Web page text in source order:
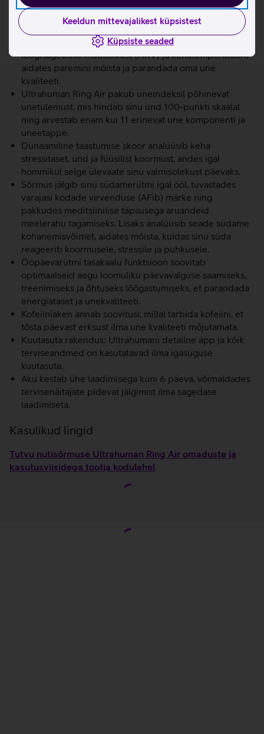
Keeldun mittevajalikest küpsistest
Küpsiste seaded
mugavamaid nutisõrmuseid turul.
Hüpoallergeenne sisepind tagab mugava kandmise ega
ärrita nahka.
Sõrmus jälgib detailselt sinu unefaase, südame
löögisageduse muutlikkust (HRV) ja kehatemperatuuri,
aidates paremini mõista ja parandada oma une
kvaliteeti.
Ultrahuman Ring Air pakub uneindeksil põhinevat
unetulemust, mis hindab sinu und 100-punkti skaalal
ning arvestab enam kui 11 erinevat une komponenti ja
uneetappe.
Dünaamiline taastumise skoor analüüsib keha
stressitaset, und ja füüsilist koormust, andes igal
hommikul selge ülevaate sinu valmisolekust päevaks.
Sõrmus jälgib sinu südamerütmi igal ööl, tuvastades
varajasi kodade virvenduse (AFib) märke ning
pakkudes meditsiinilise täpsusega aruandeid
meelerahu tagamiseks. Lisaks analüüsib seade südame
kohanemisvõimet, aidates mõista, kuidas sinu süda
reageerib koormusele, stressile ja puhkusele.
Ööpäevarütmi tasakaalu funktsioon soovitab
optimaalseid aegu loomuliku päevavalguse saamiseks,
treenimiseks ja õhtuseks lõõgastumiseks, et parandada
energiataset ja unekvaliteeti.
Kofeiiniaken annab soovitusi, millal tarbida kofeiini, et
tõsta päevast erksust ilma une kvaliteeti mõjutamata.
Kuutasuta rakendus: Ultrahumani detailne äpp ja kõik
terviseandmed on kasutatavad ilma igasuguse
kuutasuta.
Aku kestab ühe laadimisega kuni 6 päeva, võimaldades
tervisenäitajate pidevat jälgimist ilma sagedase
laadimiseta.
Kasulikud lingid
Tutvu nutisõrmuse Ultrahuman Ring Air omaduste ja
kasutusviisidega tootja kodulehel